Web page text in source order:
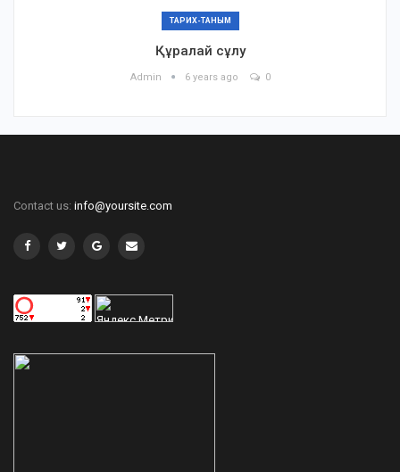
ТАРИХ-ТАНЫМ
Құралай сұлу
Admin 6 years ago 0
Contact us: info@yoursite.com